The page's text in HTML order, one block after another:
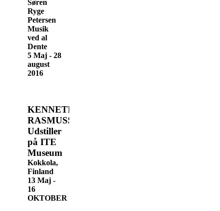
Søren
Ryge
Petersen
Musik
ved al
Dente
5 Maj - 28
august
2016
KENNETH
RASMUSSEN
Udstiller
på ITE
Museum
Kokkola,
Finland
13 Maj -
16
OKTOBER